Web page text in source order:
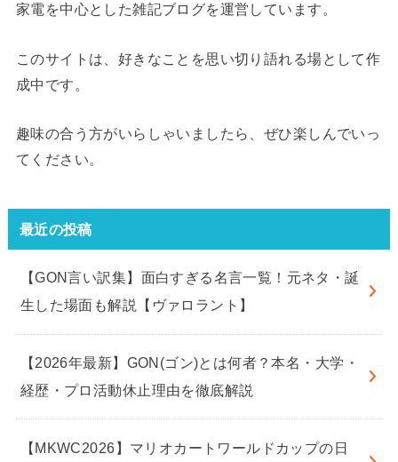
家電を中心とした雑記ブログを運営しています。
このサイトは、好きなことを思い切り語れる場として作
成中です。
趣味の合う方がいらしゃいましたら、ぜひ楽しんでいっ
てください。
最近の投稿
【GON言い訳集】面白すぎる名言一覧！元ネタ・誕
生した場面も解説【ヴァロラント】
【2026年最新】GON(ゴン)とは何者？本名・大学・
経歴・プロ活動休止理由を徹底解説
【MKWC2026】マリオカートワールドカップの日